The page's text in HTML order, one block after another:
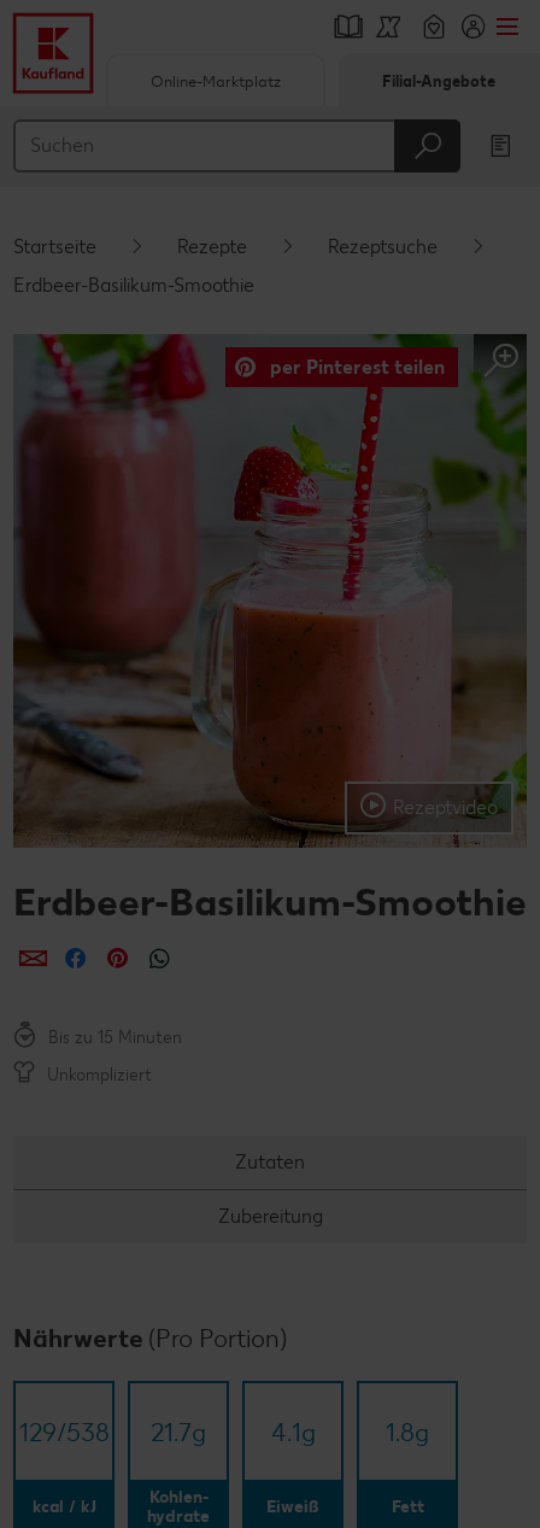
Hauptinhalt
Schwebender Seitenbereich
Online-Marktplatz Filial-Angebote
Startseite Rezepte
Rezeptsuche
Erdbeer-Basilikum-Smoothie
Rezeptvideo
per Pinterest teilen
Erdbeer-Basilikum-Smoothie
per E-Mail teilen
per Facebook teilen
per Pinterest teilen
Bis zu 15 Minuten
Unkompliziert
Zutaten
Zubereitung
Nährwerte (Pro Portion)
129/​538
kcal / kJ
21.7g
Kohlen-
hydrate
4.1g
Eiweiß
1.8g
Fett